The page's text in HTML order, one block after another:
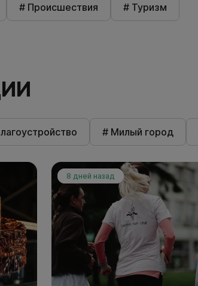
# Происшествия # Туризм
# Милый город
8 дней назад